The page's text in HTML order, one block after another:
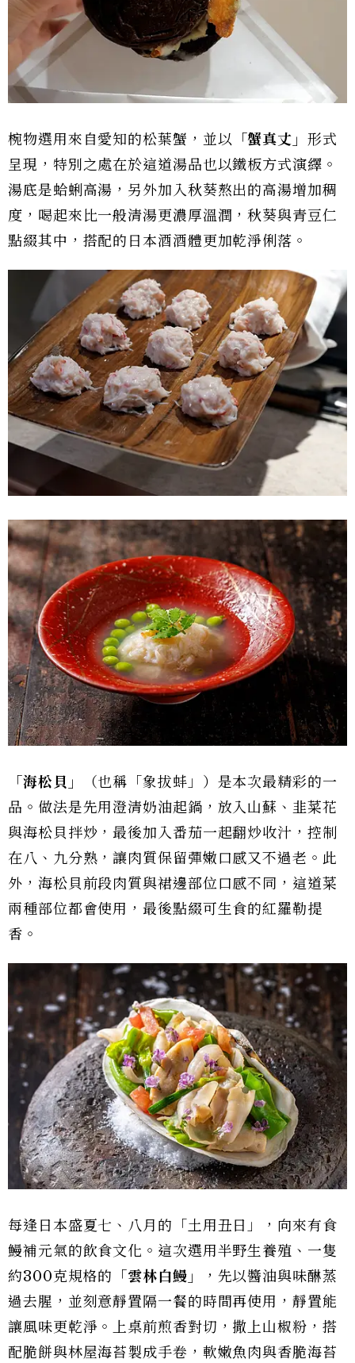
椀物選用來自愛知的松葉蟹，並以 「蟹真丈」 形式
呈現，特別之處在於這道湯品也以鐵板方式演繹。
湯底是蛤蜊高湯，另外加入秋葵熬出的高湯增加稠
度，喝起來比一般清湯更濃厚溫潤，秋葵與青豆仁
點綴其中，搭配的日本酒酒體更加乾淨俐落。
「海松貝」
（也稱「象拔蚌」）是本次最精彩的一
品。做法是先用澄清奶油起鍋，放入山蘇、韭菜花
與海松貝拌炒，最後加入番茄一起翻炒收汁，控制
在八、九分熟，讓肉質保留彈嫩口感又不過老。此
外，海松貝前段肉質與裙邊部位口感不同，這道菜
兩種部位都會使用，最後點綴可生食的紅羅勒提
香。
每逢日本盛夏七、八月的「土用丑日」，向來有食
鰻補元氣的飲食文化。這次選用半野生養殖、一隻
約300克規格的
「雲林白鰻」
，先以醬油與味醂蒸
過去腥，並刻意靜置隔一餐的時間再使用，靜置能
讓風味更乾淨。上桌前煎香對切，撒上山椒粉，搭
配脆餅與林屋海苔製成手卷，軟嫩魚肉與香脆海苔